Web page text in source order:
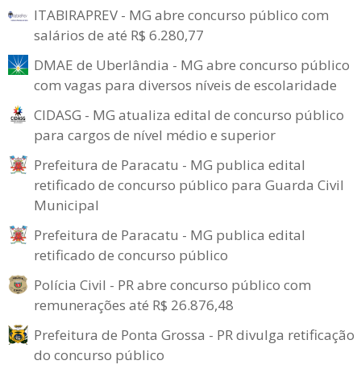
ITABIRAPREV - MG abre concurso público com
salários de até R$ 6.280,77
DMAE de Uberlândia - MG abre concurso público
com vagas para diversos níveis de escolaridade
CIDASG - MG atualiza edital de concurso público
para cargos de nível médio e superior
Prefeitura de Paracatu - MG publica edital
retificado de concurso público para Guarda Civil
Municipal
Prefeitura de Paracatu - MG publica edital
retificado de concurso público
Polícia Civil - PR abre concurso público com
remunerações até R$ 26.876,48
Prefeitura de Ponta Grossa - PR divulga retificação
do concurso público